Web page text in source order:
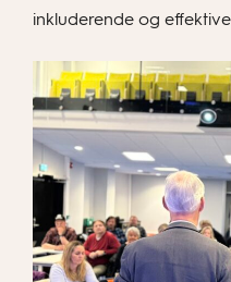
inkluderende og